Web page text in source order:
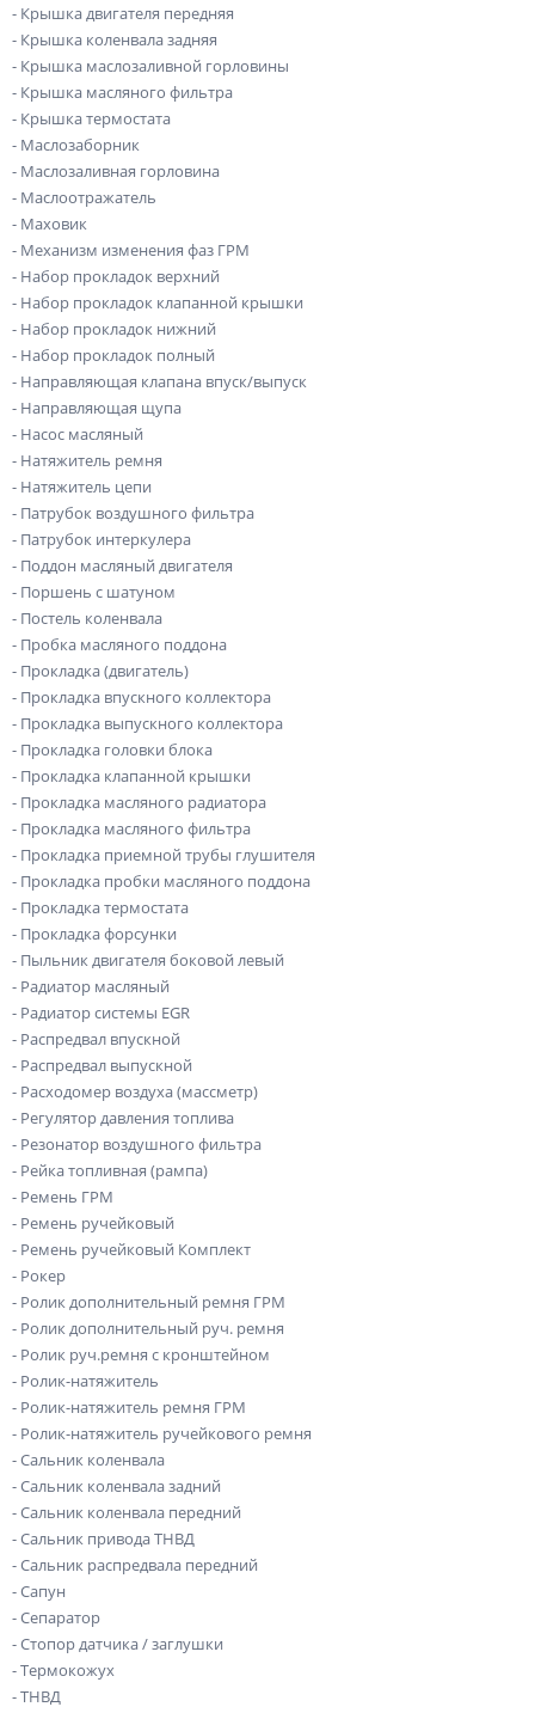
- Крышка двигателя передняя
- Крышка коленвала задняя
- Крышка маслозаливной горловины
- Крышка масляного фильтра
- Крышка термостата
- Маслозаборник
- Маслозаливная горловина
- Маслоотражатель
- Маховик
- Механизм изменения фаз ГРМ
- Набор прокладок верхний
- Набор прокладок клапанной крышки
- Набор прокладок нижний
- Набор прокладок полный
- Направляющая клапана впуск/выпуск
- Направляющая щупа
- Насос масляный
- Натяжитель ремня
- Натяжитель цепи
- Патрубок воздушного фильтра
- Патрубок интеркулера
- Поддон масляный двигателя
- Поршень с шатуном
- Постель коленвала
- Пробка масляного поддона
- Прокладка (двигатель)
- Прокладка впускного коллектора
- Прокладка выпускного коллектора
- Прокладка головки блока
- Прокладка клапанной крышки
- Прокладка масляного радиатора
- Прокладка масляного фильтра
- Прокладка приемной трубы глушителя
- Прокладка пробки масляного поддона
- Прокладка термостата
- Прокладка форсунки
- Пыльник двигателя боковой левый
- Радиатор масляный
- Радиатор системы EGR
- Распредвал впускной
- Распредвал выпускной
- Расходомер воздуха (массметр)
- Регулятор давления топлива
- Резонатор воздушного фильтра
- Рейка топливная (рампа)
- Ремень ГРМ
- Ремень ручейковый
- Ремень ручейковый Комплект
- Рокер
- Ролик дополнительный ремня ГРМ
- Ролик дополнительный руч. ремня
- Ролик руч.ремня с кронштейном
- Ролик-натяжитель
- Ролик-натяжитель ремня ГРМ
- Ролик-натяжитель ручейкового ремня
- Сальник коленвала
- Сальник коленвала задний
- Сальник коленвала передний
- Сальник привода ТНВД
- Сальник распредвала передний
- Сапун
- Сепаратор
- Стопор датчика / заглушки
- Термокожух
- ТНВД